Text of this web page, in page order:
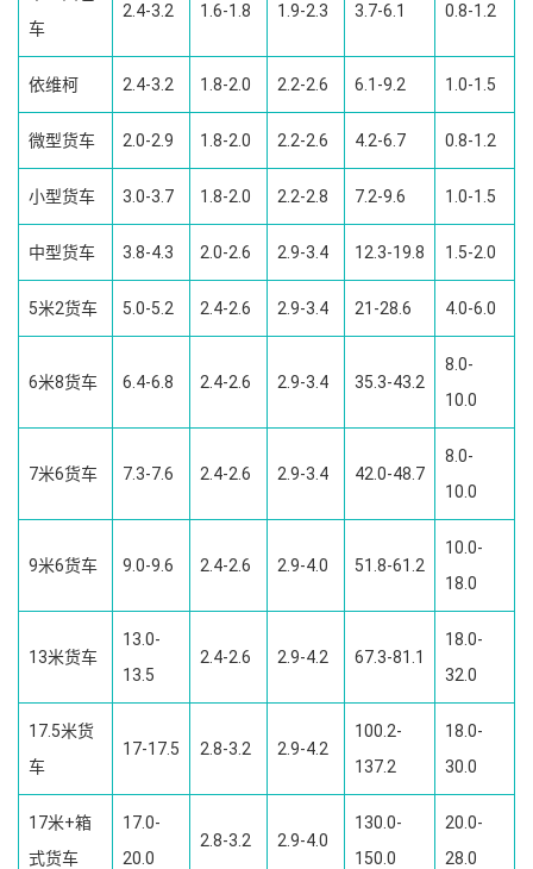
车
2.4-3.2 1.6-1.8 1.9-2.3 3.7-6.1 0.8-1.2
依维柯 2.4-3.2 1.8-2.0 2.2-2.6 6.1-9.2 1.0-1.5
微型货车 2.0-2.9 1.8-2.0 2.2-2.6 4.2-6.7 0.8-1.2
小型货车 3.0-3.7 1.8-2.0 2.2-2.8 7.2-9.6 1.0-1.5
中型货车 3.8-4.3 2.0-2.6 2.9-3.4 12.3-19.8 1.5-2.0
5米2货车 5.0-5.2 2.4-2.6 2.9-3.4 21-28.6 4.0-6.0
6米8货车 6.4-6.8 2.4-2.6 2.9-3.4 35.3-43.2
8.0-
10.0
7米6货车 7.3-7.6 2.4-2.6 2.9-3.4 42.0-48.7
8.0-
10.0
9米6货车 9.0-9.6 2.4-2.6 2.9-4.0 51.8-61.2
10.0-
18.0
13米货车
13.0-
13.5
2.4-2.6 2.9-4.2 67.3-81.1
18.0-
32.0
17.5米货
车
17-17.5 2.8-3.2 2.9-4.2
100.2-
137.2
18.0-
30.0
17米+箱
式货车
17.0-
20.0
2.8-3.2 2.9-4.0
130.0-
150.0
20.0-
28.0